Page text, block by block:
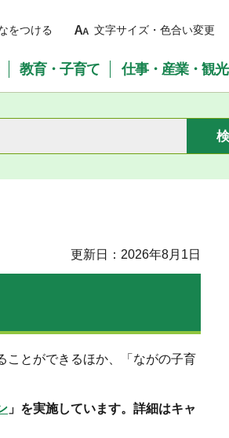
をつける 文字サイズ・色合い変更
教育・子育て 仕事・産業・観光
更新日：2026年8月1日
ことができるほか、「ながの子育
」を実施しています。詳細はキャ